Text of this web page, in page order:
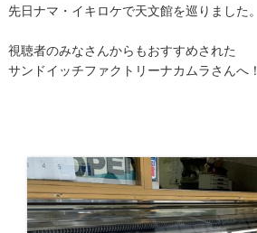
先日ナマ・イキロケで天文館を巡りました。
視聴者のみなさんからもおすすめされた
サンドイッチファクトリーナカムラさんへ！